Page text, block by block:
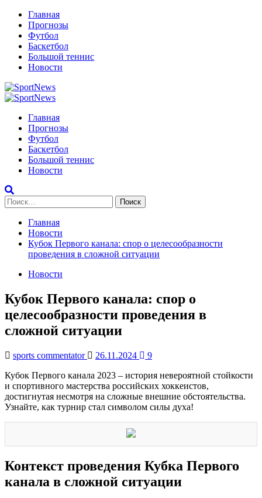
Перейти
содержимому
Главная
Прогнозы
Футбол
Баскетбол
Большой теннис
Новости
Primary
Главная
Прогнозы
Футбол
Баскетбол
Большой теннис
Новости
Найти:
Главная
Новости
Кубок Первого канала: спор о целесообразности
проведения в сложной ситуации
Новости
Кубок Первого канала: спор о
целесообразности проведения в
сложной ситуации
sports commentator 26.11.2024
9
Кубок Первого канала 2023 – история невероятной стойкости
и спортивного мастерства российских хоккеистов,
достигнутая несмотря на сложные внешние обстоятельства.
Узнайте, как турнир стал символом силы духа!
Контекст проведения Кубка Первого
канала в сложной ситуации